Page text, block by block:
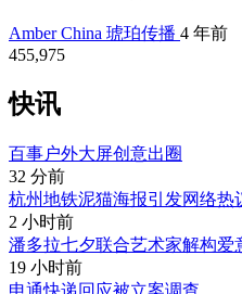
Amber China 琥珀传播 4 年前
455,975
快讯
百事户外大屏创意出圈
32 分前
杭州地铁泥猫海报引发网络热
2 小时前
潘多拉七夕联合艺术家解构爱
19 小时前
申通快递回应被立案调查